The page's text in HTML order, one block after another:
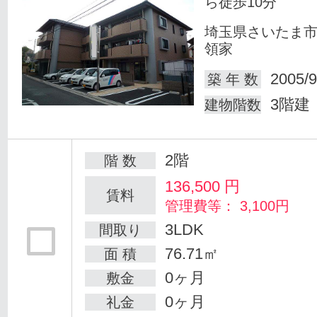
埼玉県さいたま
領家
築 年 数
2005/
建物階数 3階建
階 数 2階
賃料 136,500 円
管理費等： 3,100円
間取り
3LDK
面 積 76.71㎡
敷金 0ヶ月
礼金 0ヶ月